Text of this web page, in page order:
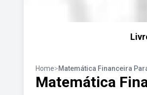
Home>Matemática Financeira
Matemática